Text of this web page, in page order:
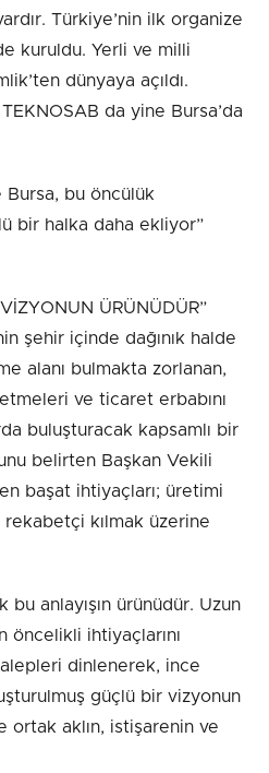
Türkiye’nin ilk organize
kuruldu. Yerli ve milli
dünyaya açıldı.
da yine Bursa’da
Bursa, bu öncülük
bir halka daha ekliyor”
ÜRÜNÜDÜR”
şehir içinde dağınık halde
alanı bulmakta zorlanan,
ve ticaret erbabını
buluşturacak kapsamlı bir
belirten Başkan Vekili
başat ihtiyaçları; üretimi
kılmak üzerine
bu anlayışın ürünüdür. Uzun
öncelikli ihtiyaçlarını
dinlenerek, ince
güçlü bir vizyonun
ortak aklın, istişarenin ve